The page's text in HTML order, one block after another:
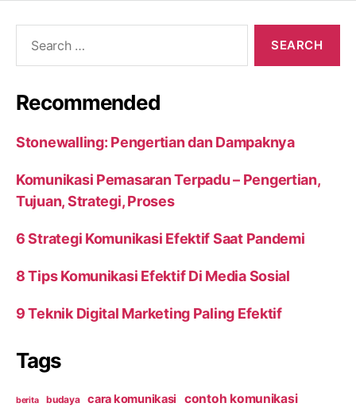
Recommended
Stonewalling: Pengertian dan Dampaknya
Komunikasi Pemasaran Terpadu – Pengertian,
Tujuan, Strategi, Proses
6 Strategi Komunikasi Efektif Saat Pandemi
8 Tips Komunikasi Efektif Di Media Sosial
9 Teknik Digital Marketing Paling Efektif
Tags
berita budaya cara komunikasi contoh komunikasi